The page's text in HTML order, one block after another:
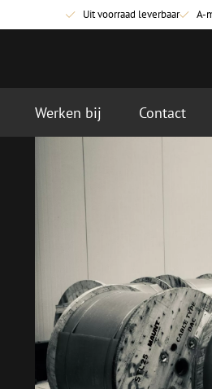
Uit voorraad leverbaar A-
Glasvezel
Droge
Vloeistof
Werken bij Contact